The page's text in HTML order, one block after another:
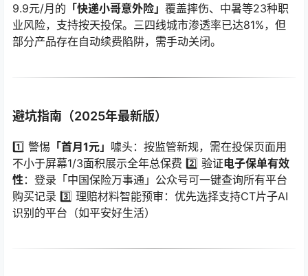
9.9元/月的 「快递小哥意外险」 覆盖摔伤、中暑等23种职
业风险，支持按天投保。三四线城市渗透率已达81%，但
部分产品存在自动续费陷阱，需手动关闭。
避坑指南（2025年最新版）
1️⃣ 警惕 「首月1元」 噱头：按监管新规，需在投保页面用
不小于屏幕1/3面积展示全年总保费 2️⃣ 验证电子保单有效
性 ：登录「中国保险万事通」公众号可一键查询所有平台
购买记录 3️⃣ 理赔材料智能预审：优先选择支持CT片子AI
识别的平台（如平安好生活）